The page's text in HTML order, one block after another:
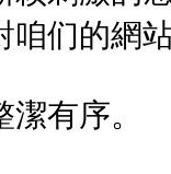
咱们的網
有序。